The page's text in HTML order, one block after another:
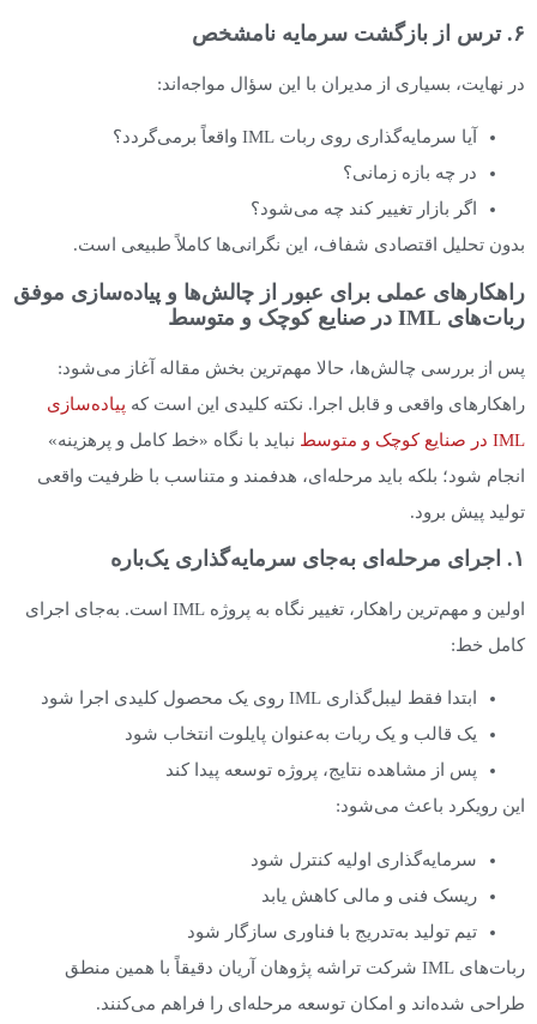
۶. ترس از بازگشت سرمایه نامشخص
در نهایت، بسیاری از مدیران با این سؤال مواجه‌اند:
آیا سرمایه‌گذاری روی ربات IML واقعاً برمی‌گردد؟
در چه بازه زمانی؟
اگر بازار تغییر کند چه می‌شود؟
بدون تحلیل اقتصادی شفاف، این نگرانی‌ها کاملاً طبیعی است.
راهکارهای عملی برای عبور از چالش‌ها و پیاده‌سازی موفق
ربات‌های IML در صنایع کوچک و متوسط
پس از بررسی چالش‌ها، حالا مهم‌ترین بخش مقاله آغاز می‌شود:
راهکارهای واقعی و قابل اجرا. نکته کلیدی این است که پیاده‌سازی
IML در صنایع کوچک و متوسط
نباید با نگاه «خط کامل و پرهزینه»
انجام شود؛ بلکه باید مرحله‌ای، هدفمند و متناسب با ظرفیت واقعی
تولید پیش برود.
۱. اجرای مرحله‌ای به‌جای سرمایه‌گذاری یک‌باره
اولین و مهم‌ترین راهکار، تغییر نگاه به پروژه IML است. به‌جای اجرای
کامل خط:
ابتدا فقط لیبل‌گذاری IML روی یک محصول کلیدی اجرا شود
یک قالب و یک ربات به‌عنوان پایلوت انتخاب شود
پس از مشاهده نتایج، پروژه توسعه پیدا کند
این رویکرد باعث می‌شود:
سرمایه‌گذاری اولیه کنترل شود
ریسک فنی و مالی کاهش یابد
تیم تولید به‌تدریج با فناوری سازگار شود
ربات‌های IML شرکت تراشه پژوهان آریان دقیقاً با همین منطق
طراحی شده‌اند و امکان توسعه مرحله‌ای را فراهم می‌کنند.